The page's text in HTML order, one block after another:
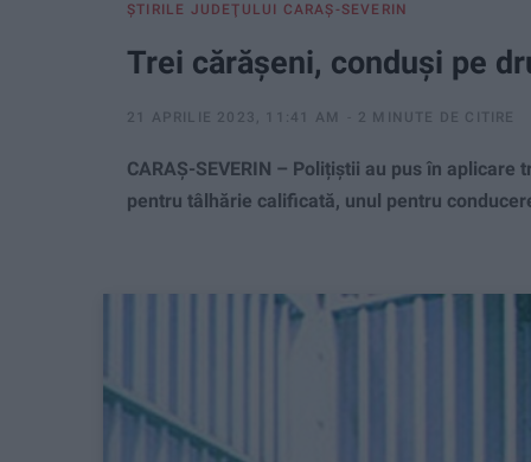
ŞTIRILE JUDEŢULUI CARAŞ-SEVERIN
Trei cărășeni, conduși pe
21 APRILIE 2023, 11:41 AM 2 MINUTE DE CITIRE
CARAȘ-SEVERIN – Polițiștii au pus în
pentru tâlhărie calificată, unul pentru